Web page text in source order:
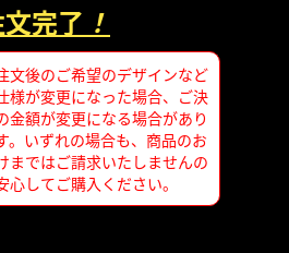
完了 ！
文後のご希望のデザインなど
様が変更になった場合、ご決
金額が変更になる場合があり
。いずれの場合も、商品のお
まではご請求いたしませんの
心してご購入ください。